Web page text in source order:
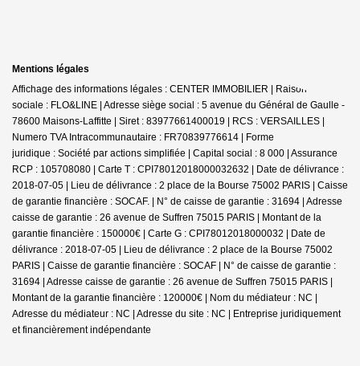
Mentions légales
Affichage des informations légales : CENTER IMMOBILIER | Raison
sociale : FLO&LINE | Adresse siège social : 5 avenue du Général de Gaulle -
78600 Maisons-Laffitte | Siret : 83977661400019 | RCS : VERSAILLES |
Numero TVA Intracommunautaire : FR70839776614 | Forme
juridique : Société par actions simplifiée | Capital social : 8 000 | Assurance
RCP : 105708080 | Carte T : CPI78012018000032632 | Date de délivrance :
2018-07-05 | Lieu de délivrance : 2 place de la Bourse 75002 PARIS | Caisse
de garantie financière : SOCAF. | N° de caisse de garantie : 31694 | Adresse
caisse de garantie : 26 avenue de Suffren 75015 PARIS | Montant de la
garantie financière : 150000€ | Carte G : CPI78012018000032 | Date de
délivrance : 2018-07-05 | Lieu de délivrance : 2 place de la Bourse 75002
PARIS | Caisse de garantie financière : SOCAF | N° de caisse de garantie :
31694 | Adresse caisse de garantie : 26 avenue de Suffren 75015 PARIS |
Montant de la garantie financière : 120000€ | Nom du médiateur : NC |
Adresse du médiateur : NC | Adresse du site : NC | Entreprise juridiquement
et financièrement indépendante